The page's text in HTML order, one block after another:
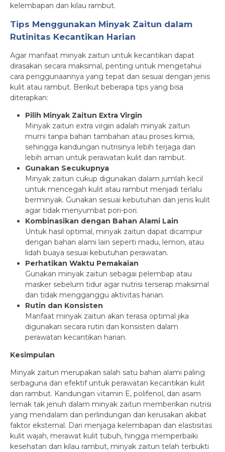
kelembapan dan kilau rambut.
Tips Menggunakan Minyak Zaitun dalam
Rutinitas Kecantikan Harian
Agar manfaat minyak zaitun untuk kecantikan dapat
dirasakan secara maksimal, penting untuk mengetahui
cara penggunaannya yang tepat dan sesuai dengan jenis
kulit atau rambut. Berikut beberapa tips yang bisa
diterapkan:
Pilih Minyak Zaitun Extra Virgin
Minyak zaitun extra virgin adalah minyak zaitun
murni tanpa bahan tambahan atau proses kimia,
sehingga kandungan nutrisinya lebih terjaga dan
lebih aman untuk perawatan kulit dan rambut.
Gunakan Secukupnya
Minyak zaitun cukup digunakan dalam jumlah kecil
untuk mencegah kulit atau rambut menjadi terlalu
berminyak. Gunakan sesuai kebutuhan dan jenis kulit
agar tidak menyumbat pori-pori.
Kombinasikan dengan Bahan Alami Lain
Untuk hasil optimal, minyak zaitun dapat dicampur
dengan bahan alami lain seperti madu, lemon, atau
lidah buaya sesuai kebutuhan perawatan.
Perhatikan Waktu Pemakaian
Gunakan minyak zaitun sebagai pelembap atau
masker sebelum tidur agar nutrisi terserap maksimal
dan tidak mengganggu aktivitas harian.
Rutin dan Konsisten
Manfaat minyak zaitun akan terasa optimal jika
digunakan secara rutin dan konsisten dalam
perawatan kecantikan harian.
Kesimpulan
Minyak zaitun merupakan salah satu bahan alami paling
serbaguna dan efektif untuk perawatan kecantikan kulit
dan rambut. Kandungan vitamin E, polifenol, dan asam
lemak tak jenuh dalam minyak zaitun memberikan nutrisi
yang mendalam dan perlindungan dari kerusakan akibat
faktor eksternal. Dari menjaga kelembapan dan elastisitas
kulit wajah, merawat kulit tubuh, hingga memperbaiki
kesehatan dan kilau rambut, minyak zaitun telah terbukti